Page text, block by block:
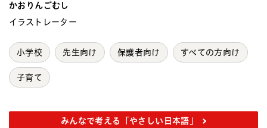
かおりんごむし
イラストレーター
小学校 先生向け 保護者向け すべての方向け
子育て
みんなで考える「やさしい日本語」